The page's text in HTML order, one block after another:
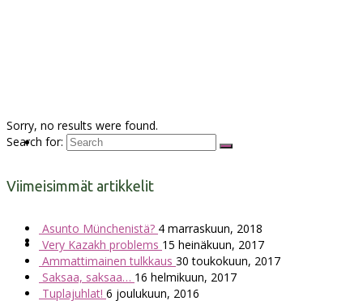
Hinnasto
Ota yhteyttä
Sorry, no results were found.
Search for:
Viimeisimmät artikkelit
Asunto Münchenistä? 4 marraskuun, 2018
Very Kazakh problems 15 heinäkuun, 2017
Ammattimainen tulkkaus 30 toukokuun, 2017
Saksaa, saksaa… 16 helmikuun, 2017
Tuplajuhlat! 6 joulukuun, 2016